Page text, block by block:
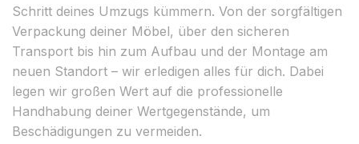
Schritt deines Umzugs kümmern. Von der sorgfältigen
Verpackung deiner Möbel, über den sicheren
Transport bis hin zum Aufbau und der Montage am
neuen Standort – wir erledigen alles für dich. Dabei
legen wir großen Wert auf die professionelle
Handhabung deiner Wertgegenstände, um
Beschädigungen zu vermeiden.